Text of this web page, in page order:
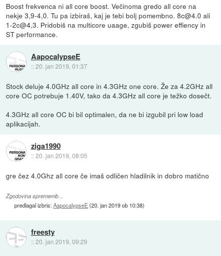
Boost frekvenca ni all core boost. Večinoma gredo all core na
nekje 3,9-4,0. Tu pa izbiraš, kaj je tebi bolj pomembno. 8c@4.0 ali
1-2c@4,3. Pridobiš na multicore uaage, zgubiš power effiency in
ST performance.
AapocalypseE
::20. jan 2019, 01:37
Stock deluje 4.0GHz all core in 4.3GHz one core. Že za 4.2GHz all
core OC potrebuje 1.40V, tako da 4.3GHz all core je težko dosečt.
4.3GHz all core OC bi bil optimalen, da ne bi izgubil pri low load
aplikacijah.
ziga1990
::20. jan 2019, 08:05
gre čez 4.0Ghz all core če imaš odličen hladilnik in dobro matično
Zgodovina sprememb…
predlagal izbris:AapocalypseE(20. jan 2019 ob 10:38)
freesty
::20. jan 2019, 09:29